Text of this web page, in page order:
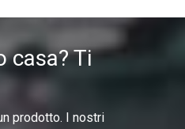
casa? Ti
prodotto. I nostri